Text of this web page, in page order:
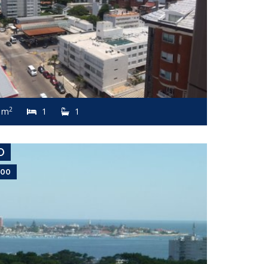
m2 1 1
USD 6,200
Apartamento #2371
ROOSEVELT